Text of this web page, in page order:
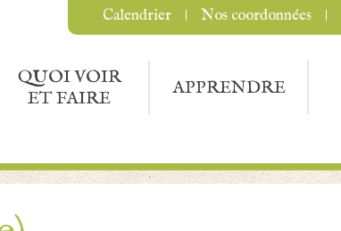
QUOI VOIR
ET FAIRE
APPRENDRE
Calendrier Nos coordonnées